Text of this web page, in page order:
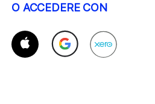
O ACCEDERE CON